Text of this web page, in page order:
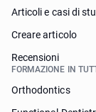
Articoli e casi di
Creare articolo
Recensioni
FORMAZIONE IN
Orthodontics